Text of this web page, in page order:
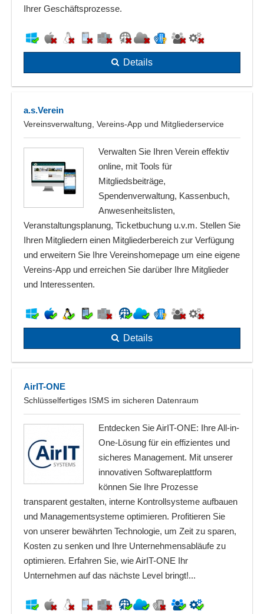
Ihrer Geschäftsprozesse.
Details
a.s.Verein
Vereinsverwaltung, Vereins-App und Mitgliederservice
Verwalten Sie Ihren Verein effektiv
online, mit Tools für
Mitgliedsbeiträge,
Spendenverwaltung, Kassenbuch,
Anwesenheitslisten,
Veranstaltungsplanung, Ticketbuchung u.v.m. Stellen Sie
Ihren Mitgliedern einen Mitgliederbereich zur Verfügung
und erweitern Sie Ihre Vereinshomepage um eine eigene
Vereins-App und erreichen Sie darüber Ihre Mitglieder
und Interessenten.
Details
AirIT-ONE
Schlüsselfertiges ISMS im sicheren Datenraum
Entdecken Sie AirIT-ONE: Ihre All-in-
One-Lösung für ein effizientes und
sicheres Management. Mit unserer
innovativen Softwareplattform
können Sie Ihre Prozesse
transparent gestalten, interne Kontrollsysteme aufbauen
und Managementsysteme optimieren. Profitieren Sie
von unserer bewährten Technologie, um Zeit zu sparen,
Kosten zu senken und Ihre Unternehmensabläufe zu
optimieren. Erfahren Sie, wie AirIT-ONE Ihr
Unternehmen auf das nächste Level bringt!...